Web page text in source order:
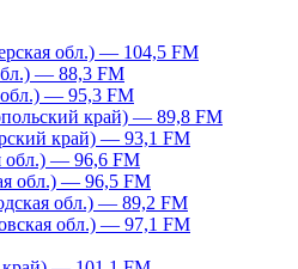
обл.) — 104,5 FM
— 88,3 FM
обл.) — 95,3 FM
край) — 89,8 FM
край) — 93,1 FM
обл.) — 96,6 FM
обл.) — 96,5 FM
обл.) — 89,2 FM
обл.) — 97,1 FM